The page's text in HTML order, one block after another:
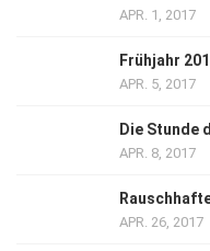
APR. 1, 2017
Frühjahr
APR. 5, 2017
Die Stunde
APR. 8, 2017
APR. 26, 2017